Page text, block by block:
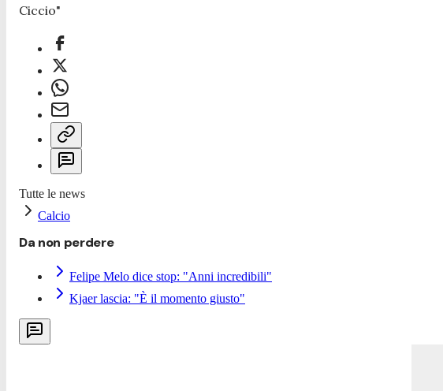
Ciccio"
Tutte le news
Calcio
Da non perdere
Felipe Melo dice stop: "Anni incredibili"
Kjaer lascia: "È il momento giusto"